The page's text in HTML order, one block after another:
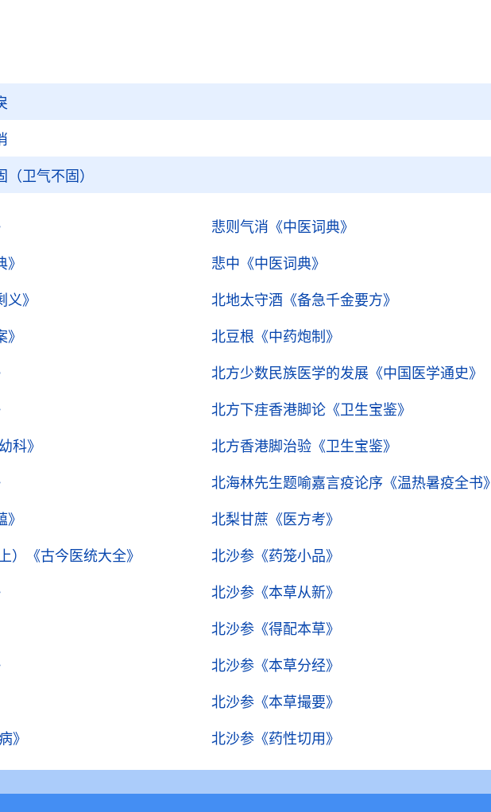
（卫气不固）
悲则气消 《中医词典》
》 悲中 《中医词典》
义》 北地太守酒 《备急千金要方》
》 北豆根 《中药炮制》
北方少数民族医学的发展 《中国医学通史》
北方下疰香港脚论 《卫生宝鉴》
科》 北方香港脚治验 《卫生宝鉴》
北海林先生题喻嘉言疫论序 《温热暑疫全书》
》 北梨甘蔗 《医方考》
） 《古今医统大全》 北沙参 《药笼小品》
北沙参 《本草从新》
北沙参 《得配本草》
北沙参 《本草分经》
北沙参 《本草撮要》
》 北沙参 《药性切用》